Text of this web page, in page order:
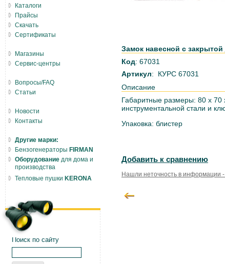
Замок навесной с
Код: 67031
Артикул: КУРС 67031
Описание
Габаритные размеры: 80 х 70
инструментальной стали и
Упаковка: блистер
Добавить к сравнению
Нашли неточность в информации
Каталоги
Прайсы
Скачать
Сертификаты
Магазины
Сервис-центры
Вопросы/FAQ
Статьи
Новости
Контакты
Другие марки:
Бензогенераторы FIRMAN
Оборудование для дома и
производства
Тепловые пушки KERONA
Поиск по сайту